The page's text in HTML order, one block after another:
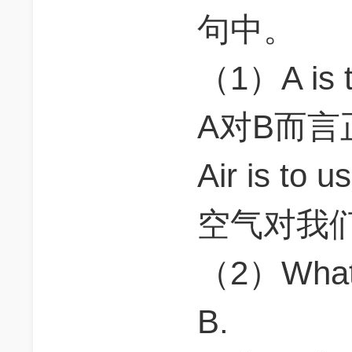
句中。
（1）A
A对B而言
Air is to
空气对我
（2）
B.